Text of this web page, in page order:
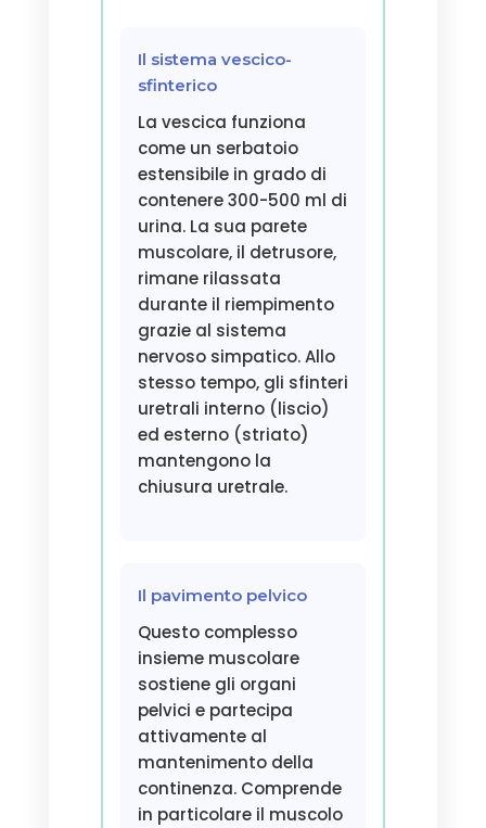
Il sistema vescico-
sfinterico
La vescica funziona
come un serbatoio
estensibile in grado di
contenere 300-500 ml di
urina. La sua parete
muscolare, il detrusore,
rimane rilassata
durante il riempimento
grazie al sistema
nervoso simpatico. Allo
stesso tempo, gli sfinteri
uretrali interno (liscio)
ed esterno (striato)
mantengono la
chiusura uretrale.
Il pavimento pelvico
Questo complesso
insieme muscolare
sostiene gli organi
pelvici e partecipa
attivamente al
mantenimento della
continenza. Comprende
in particolare il muscolo